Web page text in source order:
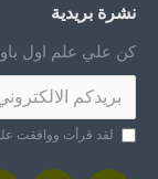
نشرة بريدية
كن علي علم اول
لقد قرأت ووافقت